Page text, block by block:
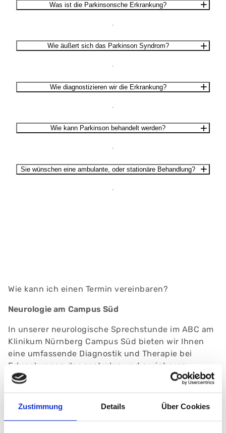
Zustimmung Details Über Cookies
Was ist die Parkinsonsche Erkrankung?
Wie äußert sich das Parkinson Syndrom?
Wie diagnostizieren wir die Erkrankung?
Wie kann Parkinson behandelt werden?
Sie wünschen eine ambulante, oder stationäre Behandlung?
Wie kann ich einen Termin vereinbaren?
Neurologie am Campus Süd
In unserer neurologische Sprechstunde im ABC am
Klinikum Nürnberg Campus Süd bieten wir Ihnen
eine umfassende Diagnostik und Therapie bei
Erkrankungen des zentralen und peripheren
Nervensystems an. Auch bei Parkinson,
Kopfschmerzen stehen wir Ihnen mit unserer
Expertise zur Verfügung. Bitte vereinbaren Sie